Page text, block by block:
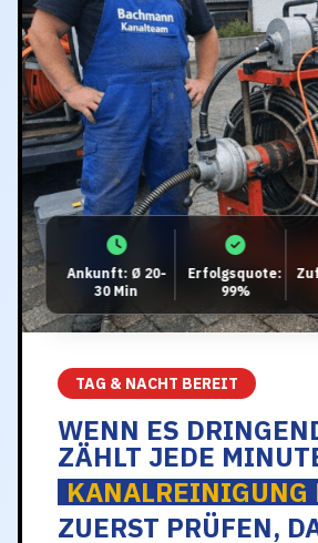
Ankunft: Ø 20-
30 Min
Erfolgsquote:
99%
TAG & NACHT BEREIT
WENN ES
ZÄHLT JEDE
KANALREINIGUNG
ZUERST PRÜFEN,